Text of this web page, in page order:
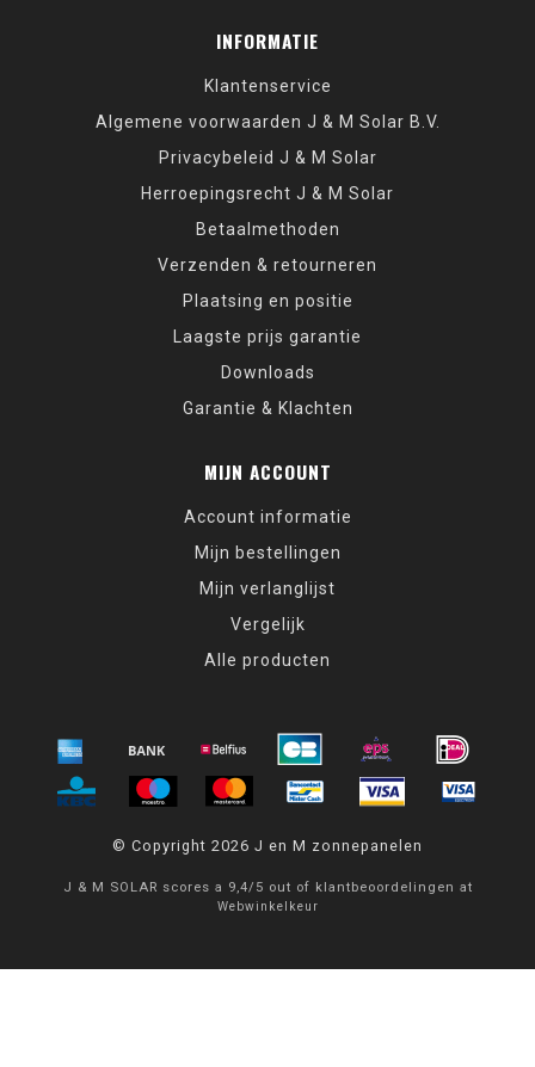
INFORMATIE
Klantenservice
Algemene voorwaarden J & M Solar B.V.
Privacybeleid J & M Solar
Herroepingsrecht J & M Solar
Betaalmethoden
Verzenden & retourneren
Plaatsing en positie
Laagste prijs garantie
Downloads
Garantie & Klachten
MIJN ACCOUNT
Account informatie
Mijn bestellingen
Mijn verlanglijst
Vergelijk
Alle producten
© Copyright 2026 J en M zonnepanelen
J & M SOLAR scores a 9,4/ 5 out of klantbeoordelingen at
Webwinkelkeur